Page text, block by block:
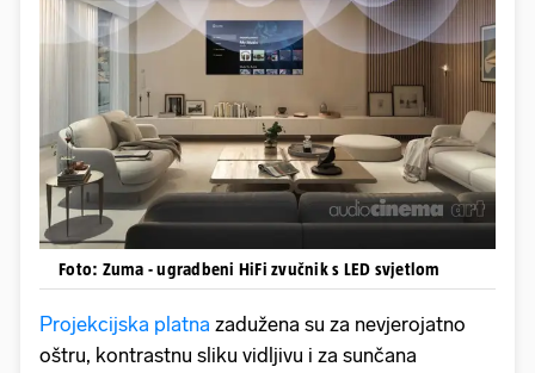
Foto: Zuma - ugradbeni HiFi zvučnik s LED svjetlom
Projekcijska platna zadužena su za nevjerojatno
oštru, kontrastnu sliku vidljivu i za sunčana